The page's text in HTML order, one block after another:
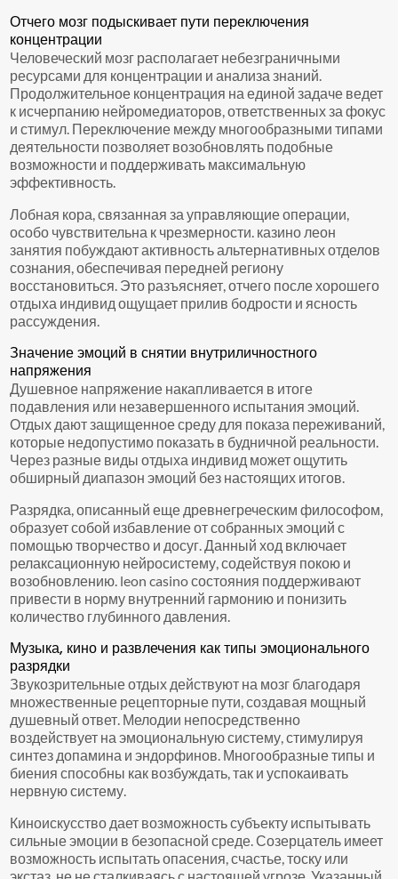
Отчего мозг подыскивает пути переключения
концентрации
Человеческий мозг располагает небезграничными
ресурсами для концентрации и анализа знаний.
Продолжительное концентрация на единой задаче ведет
к исчерпанию нейромедиаторов, ответственных за фокус
и стимул. Переключение между многообразными типами
деятельности позволяет возобновлять подобные
возможности и поддерживать максимальную
эффективность.
Лобная кора, связанная за управляющие операции,
особо чувствительна к чрезмерности. казино леон
занятия побуждают активность альтернативных отделов
сознания, обеспечивая передней региону
восстановиться. Это разъясняет, отчего после хорошего
отдыха индивид ощущает прилив бодрости и ясность
рассуждения.
Значение эмоций в снятии внутриличностного
напряжения
Душевное напряжение накапливается в итоге
подавления или незавершенного испытания эмоций.
Отдых дают защищенное среду для показа переживаний,
которые недопустимо показать в будничной реальности.
Через разные виды отдыха индивид может ощутить
обширный диапазон эмоций без настоящих итогов.
Разрядка, описанный еще древнегреческим философом,
образует собой избавление от собранных эмоций с
помощью творчество и досуг. Данный ход включает
релаксационную нейросистему, содействуя покою и
возобновлению. leon casino состояния поддерживают
привести в норму внутренний гармонию и понизить
количество глубинного давления.
Музыка, кино и развлечения как типы эмоционального
разрядки
Звукозрительные отдых действуют на мозг благодаря
множественные рецепторные пути, создавая мощный
душевный ответ. Мелодии непосредственно
воздействует на эмоциональную систему, стимулируя
синтез допамина и эндорфинов. Многообразные типы и
биения способны как возбуждать, так и успокаивать
нервную систему.
Киноискусство дает возможность субъекту испытывать
сильные эмоции в безопасной среде. Созерцатель имеет
возможность испытать опасения, счастье, тоску или